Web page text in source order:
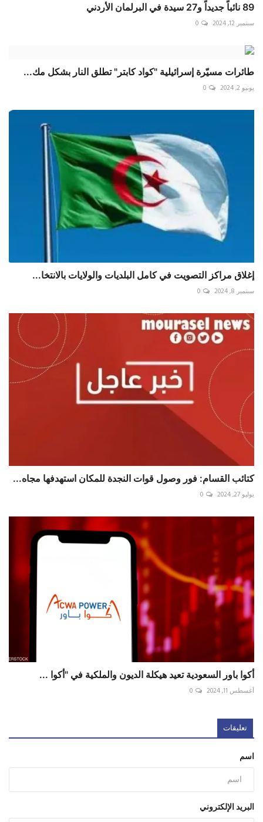
89 نائباً جديداً و27 سيدة في البرلمان الأردني
سبتمبر 12, 2024 0
طائرات مسيّرة إسرائيلية "كواد كابتر" تطلق النار بشكل مك...
يونيو 2, 2024 0
إغلاق مراكز التصويت في كامل البلديات والولايات بالانتخا...
سبتمبر 8, 2024 0
كتائب القسام: فور وصول قوات النجدة للمكان استهدفها مجاه...
يوليو 27, 2024 0
أكوا باور السعودية تعيد هيكلة الديون والملكية في "أكوا ...
أغسطس 11, 2024 0
تعليقات
اسم
البريد الإلكتروني